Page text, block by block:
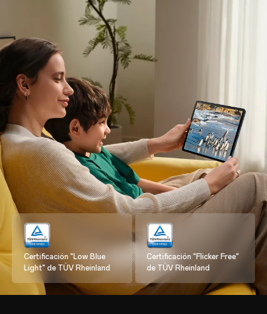
Certificación "Low Blue
Light" de TÜV Rheinland
Certificación "Flicker Free"
de TÜV Rheinland